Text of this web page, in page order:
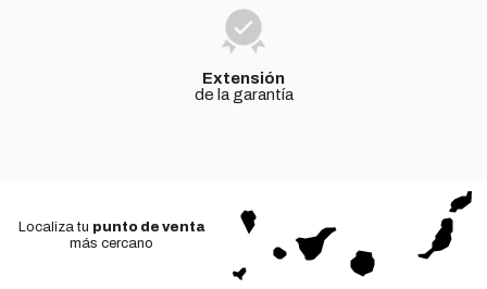
Extensión
de la garantía
Localiza tu punto de venta
más cercano